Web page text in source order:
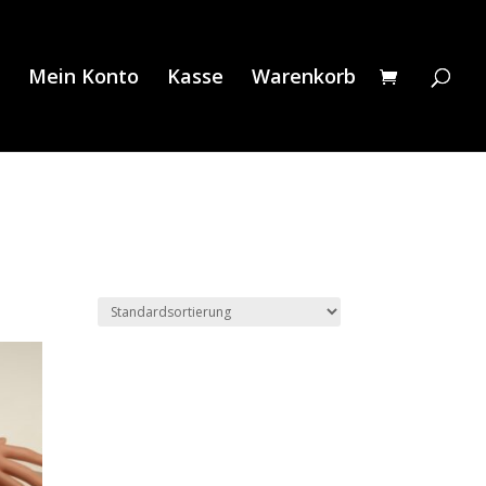
Mein Konto Kasse Warenkorb